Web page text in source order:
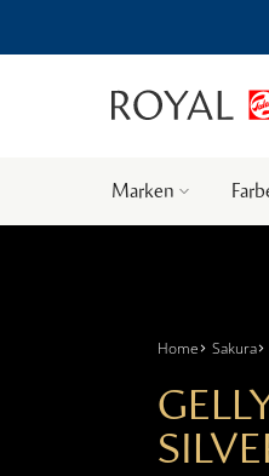
Marken
Home Sakura